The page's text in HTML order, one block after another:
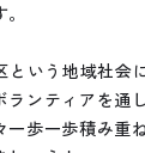
という地域社会
ランティアを通
一歩一歩積み重